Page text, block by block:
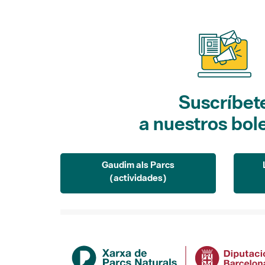
a nuestros
Gaudim als Parcs
(actividades)